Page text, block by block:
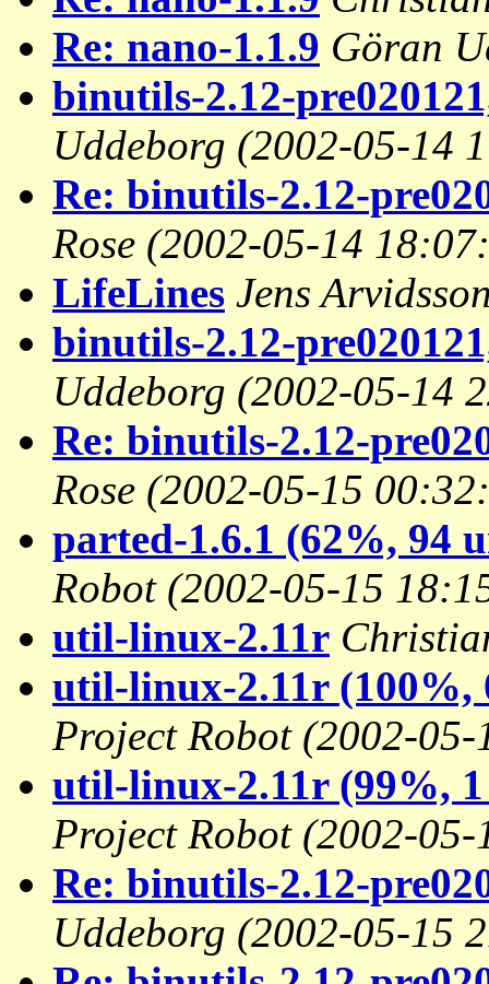
Re: nano-1.1.9 Göran
binutils-2.12-
Uddeborg (2002-05-14
Re: binutils-2.12-
Rose (2002-05-14
LifeLines Jens
binutils-2.12-
Uddeborg (2002-05-14
Re: binutils-2.12-
Rose (2002-05-15
parted-1.6.1 (62%, 94
Robot (2002-05-15
util-linux-2.11r
util-linux-2.11r (100%,
Project Robot (2002-
util-linux-2.11r (99%,
Project Robot (2002-
Re: binutils-2.12-
Uddeborg (2002-05-15